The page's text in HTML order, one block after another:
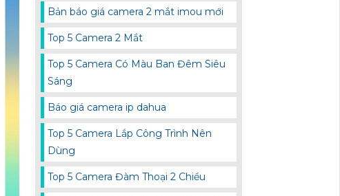
Bản báo giá camera 2 mắt imou mới
Top 5 Camera 2 Mắt
Top 5 Camera Có Màu Ban Đêm Siêu
Sáng
Báo giá camera ip dahua
Top 5 Camera Lắp Công Trình Nên
Dùng
Top 5 Camera Đàm Thoại 2 Chiều